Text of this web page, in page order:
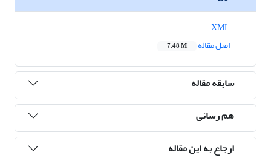
اصل مقاله
7.48 M
سابقه مقاله
هم رسانی
ارجاع به این مقاله